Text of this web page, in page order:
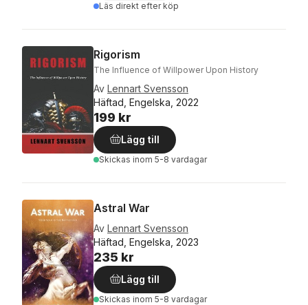
Läs direkt efter köp
Rigorism
The Influence of Willpower Upon History
Av Lennart Svensson
Häftad, Engelska, 2022
199 kr
Lägg till
Skickas inom 5-8 vardagar
Astral War
Av Lennart Svensson
Häftad, Engelska, 2023
235 kr
Lägg till
Skickas inom 5-8 vardagar